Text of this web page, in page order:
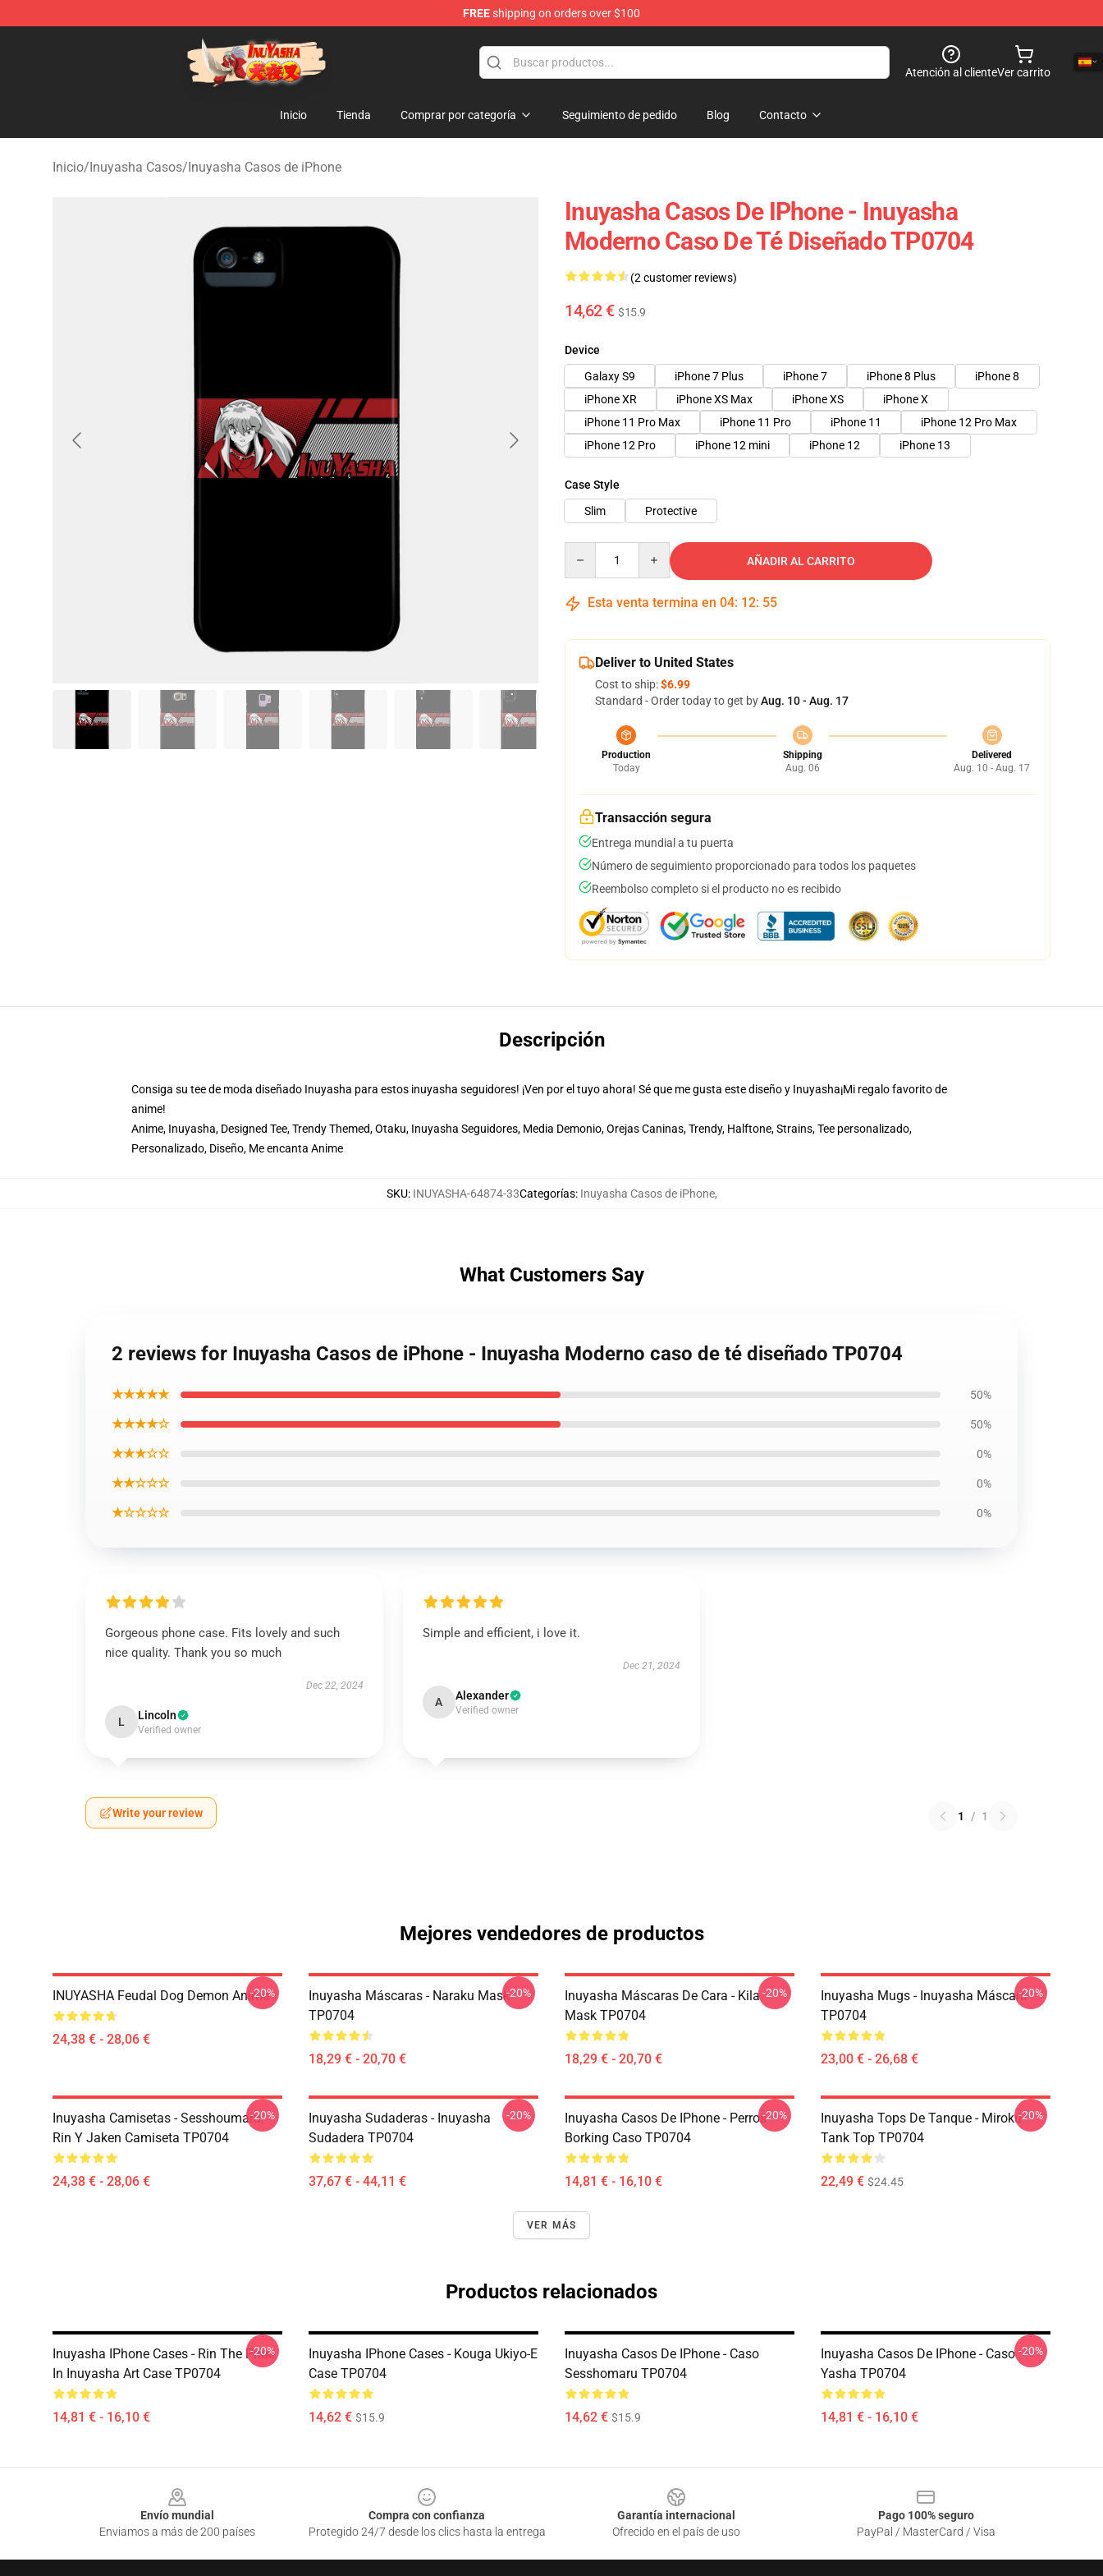
FREEshipping on orders over $100
Inuyasha Store - Official Inuyasha Merchandise Shop
Atención al clienteVer carrito
Inicio Tienda Comprar por categoría Seguimiento de pedido Blog Contacto
Inicio/Inuyasha Casos/Inuyasha Casos de iPhone
Inuyasha Casos De IPhone - Inuyasha
Moderno Caso De Té Diseñado TP0704
(2 customer reviews)
14,62 € $15.9
Device
Galaxy S9
iPhone 7 Plus iPhone 7 iPhone 8 Plus
iPhone 8
iPhone XR
iPhone XS Max iPhone XS
iPhone X
iPhone 11 Pro Max
iPhone 11 Pro iPhone 11
iPhone 12 Pro Max
iPhone 12 Pro
iPhone 12 mini iPhone 12 iPhone 13
Case Style
Slim
Protective
AÑADIR AL CARRITO
Esta venta termina en 04: 12: 54
Deliver to United States
Cost to ship:$6.99
Standard - Order today to get byAug. 10 - Aug. 17
Production
Today
Shipping
Aug. 06
Delivered
Aug. 10 - Aug. 17
Transacción segura
Entrega mundial a tu puerta
Número de seguimiento proporcionado para todos los paquetes
Reembolso completo si el producto no es recibido
Descripción
Consiga su tee de moda diseñado Inuyasha para estos inuyasha seguidores! ¡Ven por el tuyo ahora! Sé que me gusta este diseño y Inuyasha¡Mi regalo favorito de
anime!
Anime, Inuyasha, Designed Tee, Trendy Themed, Otaku, Inuyasha Seguidores, Media Demonio, Orejas Caninas, Trendy, Halftone, Strains, Tee personalizado,
Personalizado, Diseño, Me encanta Anime
SKU: INUYASHA-64874-33Categorías: Inuyasha Casos de iPhone,
What Customers Say
2 reviews for Inuyasha Casos de iPhone - Inuyasha Moderno caso de té diseñado TP0704
★★★★★ 50%
★★★★☆ 50%
★★★☆☆ 0%
★★☆☆☆ 0%
★☆☆☆☆ 0%
Gorgeous phone case. Fits lovely and such
nice quality. Thank you so much
Dec 22, 2024
L Lincoln
Verified owner
Simple and efficient, i love it.
Dec 21, 2024
A Alexander
Verified owner
Write your review 1 / 1
Mejores vendedores de productos
INUYASHA Feudal Dog Demon Anime
24,38 € - 28,06 €
-20%
Inuyasha Máscaras - Naraku Mask
TP0704
18,29 € - 20,70 €
-20%
Inuyasha Máscaras De Cara - Kila
Mask TP0704
18,29 € - 20,70 €
-20%
Inuyasha Mugs - Inuyasha Máscara
TP0704
23,00 € - 26,68 €
-20%
Inuyasha Camisetas - Sesshoumaru,
Rin Y Jaken Camiseta TP0704
24,38 € - 28,06 €
-20%
Inuyasha Sudaderas - Inuyasha
Sudadera TP0704
37,67 € - 44,11 €
-20%
Inuyasha Casos De IPhone - Perros
Borking Caso TP0704
14,81 € - 16,10 €
-20%
Inuyasha Tops De Tanque - Miroku
Tank Top TP0704
22,49 € $24.45
-20%
VER MÁS
Productos relacionados
Inuyasha IPhone Cases - Rin The Pride
In Inuyasha Art Case TP0704
14,81 € - 16,10 €
-20%
Inuyasha IPhone Cases - Kouga Ukiyo-E
Case TP0704
14,62 € $15.9
Inuyasha Casos De IPhone - Caso
Sesshomaru TP0704
14,62 € $15.9
Inuyasha Casos De IPhone - Caso
Yasha TP0704
14,81 € - 16,10 €
-20%
Envío mundial
Enviamos a más de 200 países
Compra con confianza
Protegido 24/7 desde los clics hasta la entrega
Garantía internacional
Ofrecido en el país de uso
Pago 100% seguro
PayPal / MasterCard / Visa